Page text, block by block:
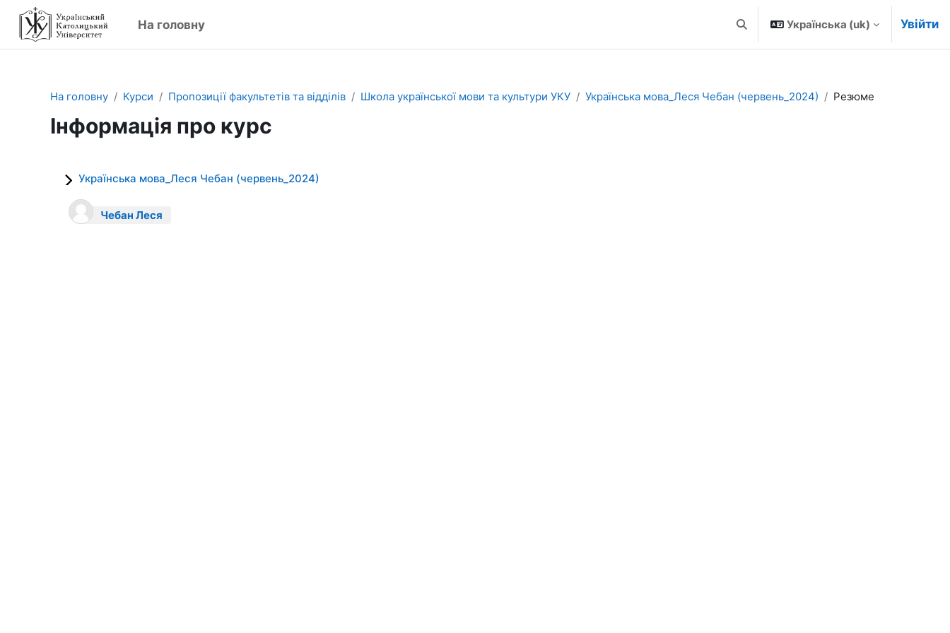
Перейти до головного вмісту
На головну Переключити введення пошуку
Українська ‎(uk)‎ Увійти
На головну Курси Пропозиції факультетів та відділів Школа української мови та культури УКУ Українська мова_Леся Чебан (червень_2024) Резюме
Інформація про курс
Українська мова_Леся Чебан (червень_2024)
Чебан Леся